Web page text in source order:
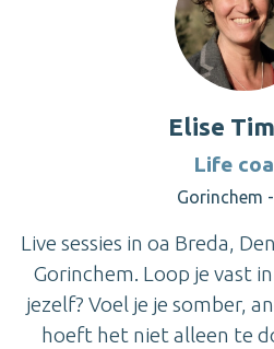
Elise
Life
Gorinchem
Live sessies in oa Breda,
Gorinchem. Loop je vast
jezelf? Voel je je somber,
hoeft het niet alleen te